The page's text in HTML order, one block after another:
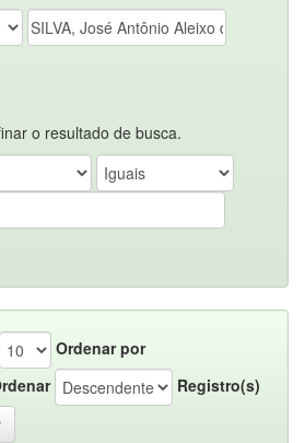
o resultado de busca.
Ordenar por
Registro(s)